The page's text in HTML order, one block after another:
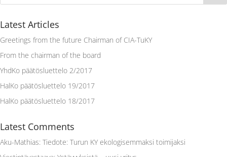
Latest Articles
Greetings from the future Chairman of CIA-TuKY
From the chairman of the board
YhdKo päätösluettelo 2/2017
HalKo päätösluettelo 19/2017
HalKo päätösluettelo 18/2017
Latest Comments
Aku-Mathias: Tiedote: Turun KY ekologisemmaksi toimijaksi